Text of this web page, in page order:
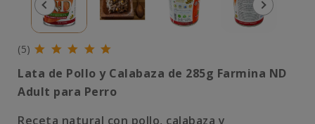
(5)
Lata de Pollo y Calabaza de 285g Farmina ND
Adult para Perro
Receta natural con pollo, calabaza y